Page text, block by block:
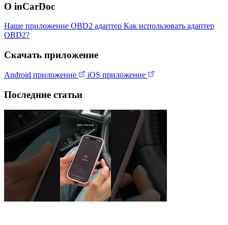
О inCarDoc
Наше приложение OBD2 адаптер Как использовать адаптер
OBD2?
Скачать приложение
Android приложение iOS приложение
Последние статьи